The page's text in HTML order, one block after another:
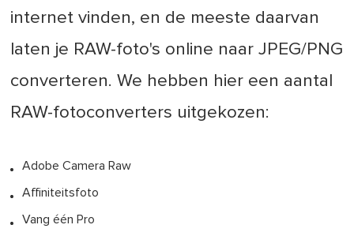
internet vinden, en de meeste daarvan
laten je RAW-foto's online naar JPEG/PNG
converteren. We hebben hier een aantal
RAW-fotoconverters uitgekozen:
Adobe Camera Raw
Affiniteitsfoto
Vang één Pro